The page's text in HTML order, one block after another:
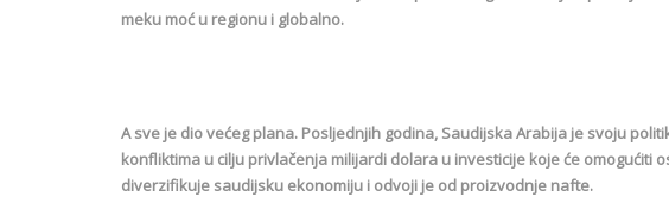
meku moć u regionu i globalno.
A sve je dio većeg plana. Posljednjih godina, Saudijska Arabija je svoju
konfliktima u cilju privlačenja milijardi dolara u investicije koje će omogućiti
diverzifikuje saudijsku ekonomiju i odvoji je od proizvodnje nafte.